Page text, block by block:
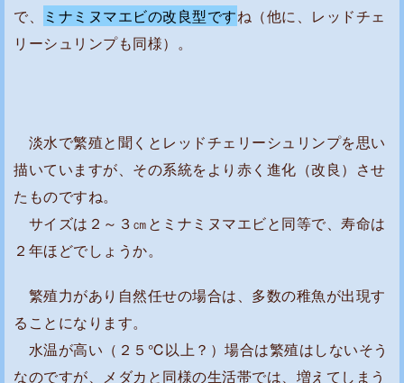
う
な
の
？
ミ
ヌ
で、
ミナミヌマエビの改良型ですね（他に、レッドチェ
リーシュリンプも同様）。
淡水で繁殖と聞くとレッドチェリーシュリンプを思い
描いていますが、その系統をより赤く進化（改良）させ
たものですね。
サイズは２～３㎝とミナミヌマエビと同等で、寿命は
２年ほどでしょうか。
繁殖力があり自然任せの場合は、多数の稚魚が出現す
ることになります。
水温が高い（２５℃以上？）場合は繁殖はしないそう
なのですが、メダカと同様の生活帯では、増えてしまう